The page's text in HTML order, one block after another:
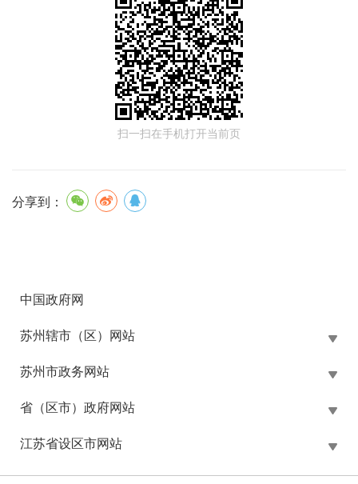
扫一扫在手机打开当前页
分享到：
中国政府网
苏州辖市（区）网站
苏州市政务网站
省（区市）政府网站
江苏省设区市网站